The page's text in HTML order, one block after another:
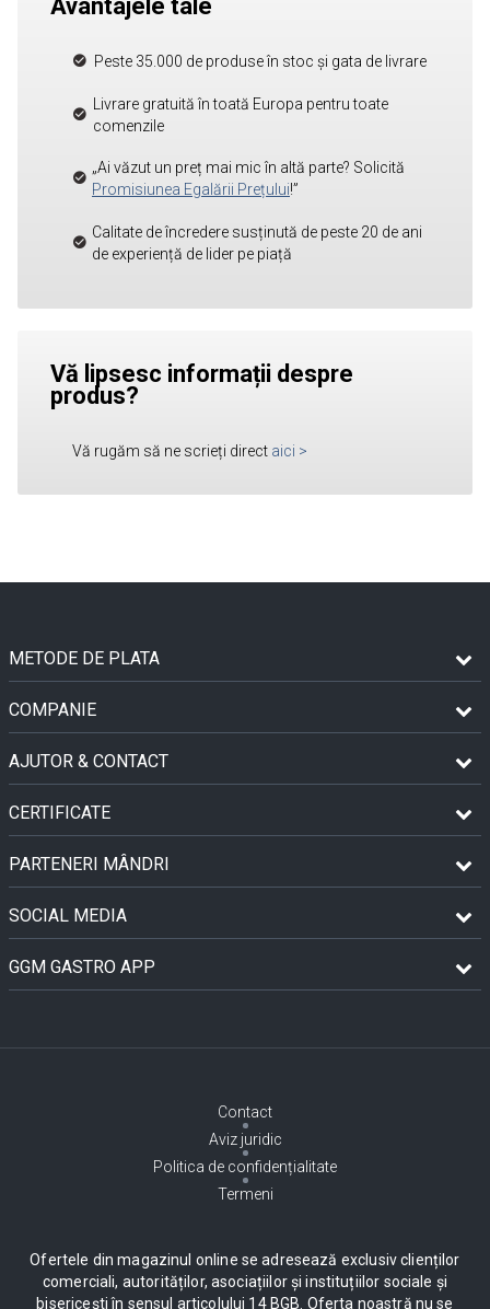
Avantajele tale
Peste 35.000 de produse în stoc și gata de livrare
Livrare gratuită în toată Europa pentru toate
comenzile
„Ai văzut un preț mai mic în altă parte? Solicită
Promisiunea Egalării Prețului!”
Calitate de încredere susținută de peste 20 de ani
de experiență de lider pe piață
Vă lipsesc informații despre
produs?
Vă rugăm să ne scrieți direct aici >
METODE DE PLATA
COMPANIE
AJUTOR & CONTACT
CERTIFICATE
PARTENERI MÂNDRI
SOCIAL MEDIA
GGM GASTRO APP
Contact
Aviz juridic
Politica de confidențialitate
Termeni
Ofertele din magazinul online se adresează exclusiv clienților
comerciali, autorităților, asociațiilor și instituțiilor sociale și
bisericești în sensul articolului 14 BGB. Oferta noastră nu se